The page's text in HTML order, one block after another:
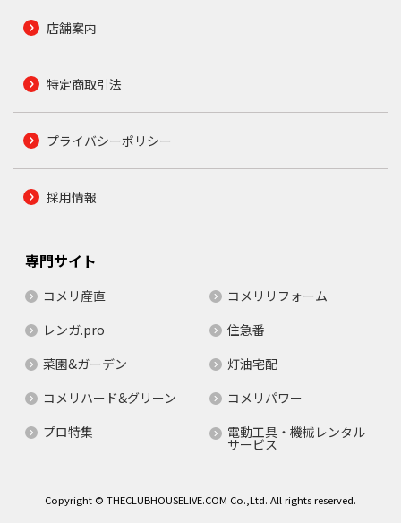
店舗案内
特定商取引法
プライバシーポリシー
採用情報
専門サイト
コメリ産直
コメリリフォーム
レンガ.pro
住急番
菜園&ガーデン
灯油宅配
コメリハード&グリーン
コメリパワー
プロ特集
電動工具・機械レンタル
サービス
Copyright © THECLUBHOUSELIVE.COM Co.,Ltd. All rights reserved.